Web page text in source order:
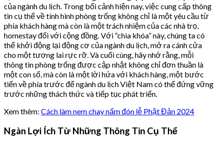
của ngành du lịch. Trong bối cảnh hiện nay, việc cung cấp thông
tin cụ thể về tình hình phòng trống không chỉ là một yêu cầu từ
phía khách hàng mà còn là một trách nhiệm của các nhà trọ,
homestay đối với cộng đồng. Với “chìa khóa” này, chúng ta có
thể khởi động lại động cơ của ngành du lịch, mở ra cánh cửa
cho một tương lai rực rỡ. Và cuối cùng, hãy nhớ rằng, mỗi
thông tin phòng trống được cập nhật không chỉ đơn thuần là
một con số, mà còn là một lời hứa với khách hàng, một bước
tiến về phía trước để ngành du lịch Việt Nam có thể đứng vững
trước những thách thức và tiếp tục phát triển.
Xem thêm: Cách làm nem chay nấm đón lễ Phật Đản 2024
Ngàn Lợi Ích Từ Những Thông Tin Cụ Thể